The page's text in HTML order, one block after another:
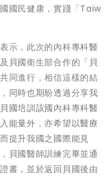
國民健康，實踐「Taiw
示，此次的內科專科醫
貝國衛生部合作的「貝
同進行，相信這樣的結
同時也期盼透過分享我
國培訓該國內科專科醫
能量外，亦希望以醫療
提升我國之國際能見
貝國醫師訓練完畢並通
書，並於返回貝國後由